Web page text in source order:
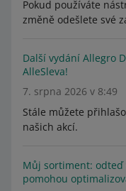
Pokud používáte
změně odešlete své
Další vydání Allegro
AlleSleva!
7. srpna 2026 v 8:49
Stále můžete
našich akcí.
Můj sortiment: odteď
pomohou